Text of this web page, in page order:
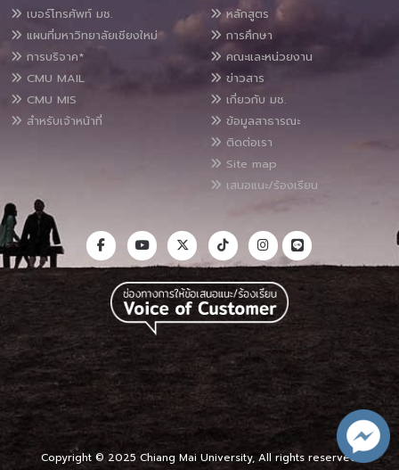
เบอร์โทรศัพท์ มช.
แผนที่มหาวิทยาลัยเชียงใหม่
การบริจาค*
CMU MAIL
CMU MIS
สำหรับเจ้าหน้าที่
หลักสูตร
การศึกษา
คณะและหน่วยงาน
ข่าวสาร
เกี่ยวกับ มช.
ข้อมูลสาธารณะ
ติดต่อเรา
Site map
เสนอแนะ/ร้องเรียน
Copyright © 2025 Chiang Mai University, All rights reserved.